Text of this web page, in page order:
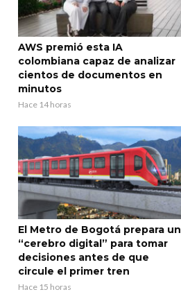
AWS premió esta IA
colombiana capaz de analizar
cientos de documentos en
minutos
Hace 14 horas
El Metro de Bogotá prepara un
“cerebro digital” para tomar
decisiones antes de que
circule el primer tren
Hace 15 horas